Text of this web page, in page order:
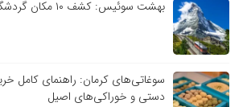
بهشت سوئیس: کشف ۱۰ مکان گردشگری و دیدنی برتر
سوغاتی‌های کرمان: راهنمای کامل
دستی و خوراکی‌های اصیل